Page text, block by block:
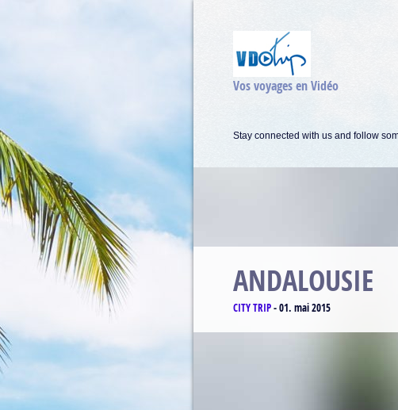
Vos voyages en Vidéo
Stay connected with us and follow
MATTERHORN
CLIMBING -17. avril 2015